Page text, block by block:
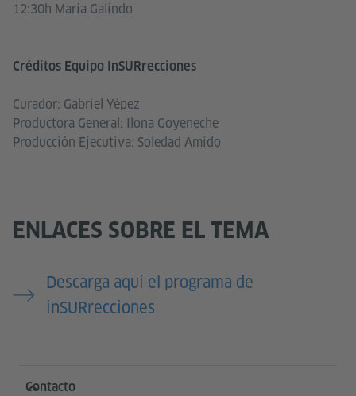
12:30h María Galindo
Créditos Equipo InSURrecciones
Curador: Gabriel Yépez
Productora General: Ilona Goyeneche
Producción Ejecutiva: Soledad Amido
ENLACES SOBRE EL TEMA
Descarga aquí el programa de
inSURrecciones
Service- und Informationsbereich
Contacto